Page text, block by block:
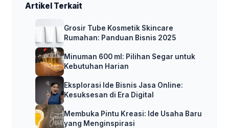
Artikel Terkait
Grosir Tube Kosmetik Skincare
Rumahan: Panduan Bisnis 2025
Minuman 600 ml: Pilihan Segar untuk
Kebutuhan Harian
Eksplorasi Ide Bisnis Jasa Online:
Kesuksesan di Era Digital
Membuka Pintu Kreasi: Ide Usaha Baru
yang Menginspirasi